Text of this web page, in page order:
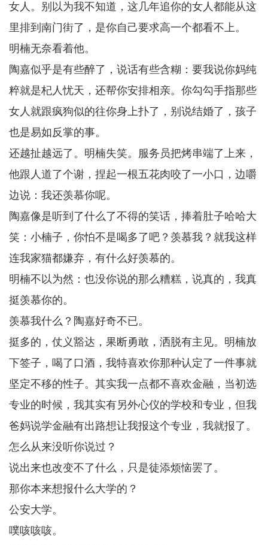
女人。别以为我不知道，这几年追你的女人都能从这
里排到南门街了，是你自己要求高一个都看不上。
明楠无奈看着他。
陶嘉似乎是有些醉了，说话有些含糊：要我说你妈纯
粹就是杞人忧天，还帮你安排相亲。你勾勾手指那些
女人就跟疯狗似的往你身上扑了，别说结婚了，孩子
也是易如反掌的事。
还越扯越远了。明楠失笑。服务员把烤串端了上来，
他跟人道了个谢，捏起一根五花肉咬了一小口，边嚼
边说：我还羡慕你呢。
陶嘉像是听到了什么了不得的笑话，捧着肚子哈哈大
笑：小楠子，你怕不是喝多了吧？羡慕我？就我这样
连我家猫都嫌弃，有什么好羡慕的。
明楠不以为然：也没你说的那么糟糕，说真的，我真
挺羡慕你的。
羡慕我什么？陶嘉好奇不已。
挺多的，仗义豁达，果断勇敢，洒脱有主见。明楠放
下签子，喝了口酒，我特喜欢你那种认定了一件事就
坚定不移的性子。其实我一点都不喜欢金融，当初选
专业的时候，我其实有另外心仪的学校和专业，但我
爸妈说学金融有出路想让我报这个专业，我就报了。
怎么从来没听你说过？
说出来也改变不了什么，只是徒添烦恼罢了。
那你本来想报什么大学的？
公安大学。
噗咳咳咳。